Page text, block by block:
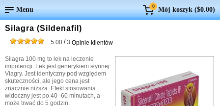
Menu 0 Mój koszyk ($0.00)
Silagra (Sildenafil)
5.00 /3 Opinie klientów
Silagra 100 mg to lek na leczenie
impotencji. Lek jest generykiem słynnej
Viagry. Jest identyczny pod względem
skuteczności, ale jego cena jest
znacznie niższa. Efekt stosowania
widoczny jest po 40–60 minutach, a
może trwać do 5 godzin.